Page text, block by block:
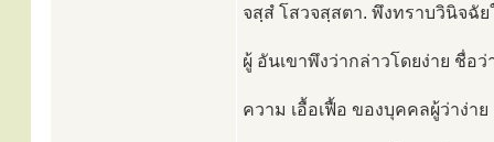
จสฺสํ โสวจสฺสตา. พึงทราบวินิจฉั
ผู้ อันเขาพึงว่ากล่าวโดยง่าย ชื่อ
ความ เอื้อเฟื้อ ของบุคคลผู้ว่าง่า